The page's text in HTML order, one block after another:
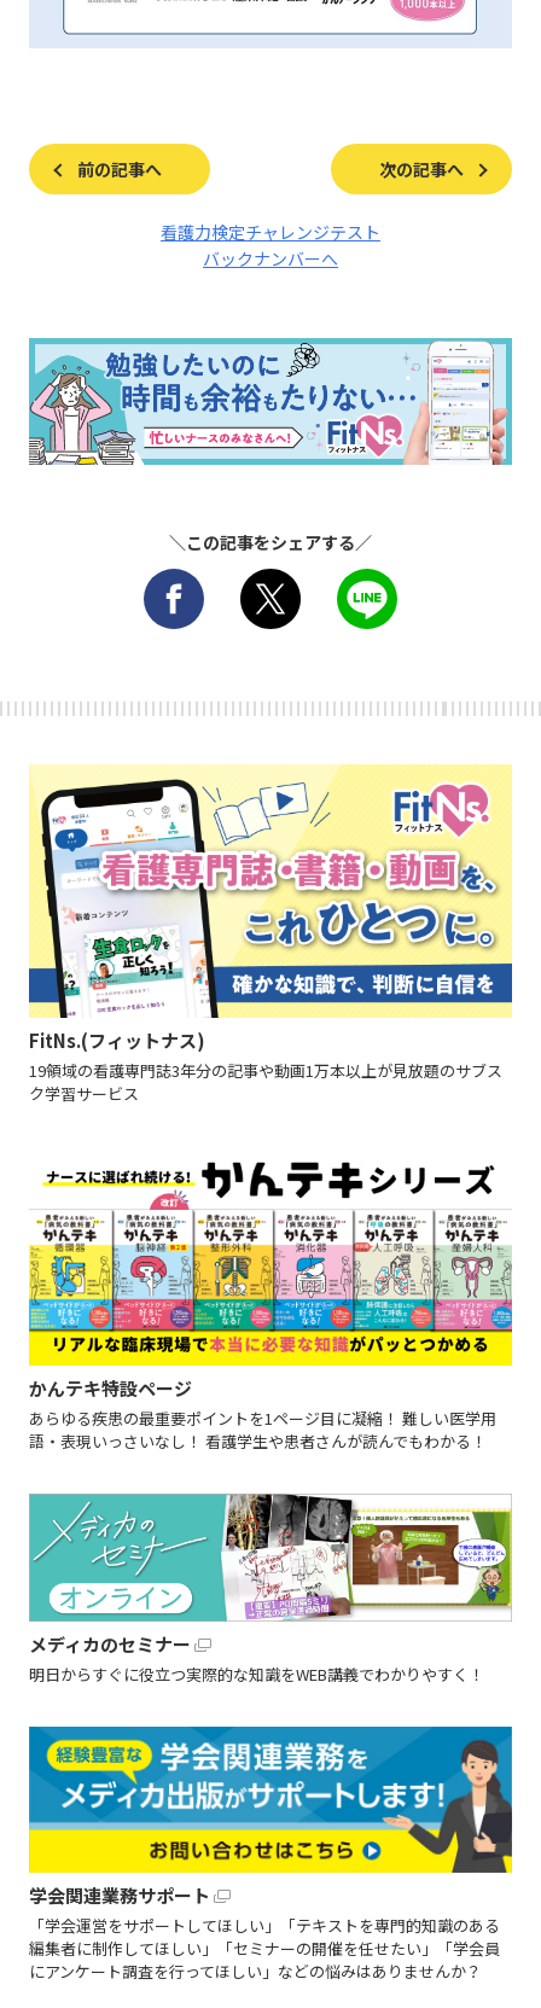
前の記事へ 次の記事へ
看護力検定チャレンジテスト
バックナンバーへ
＼この記事をシェアする／
FitNs.(フィットナス)
19領域の看護専門誌3年分の記事や動画1万本以上が見放題のサブス
ク学習サービス
かんテキ特設ページ
あらゆる疾患の最重要ポイントを1ページ目に凝縮！ 難しい医学用
語・表現いっさいなし！ 看護学生や患者さんが読んでもわかる！
メディカのセミナー
明日からすぐに役立つ実際的な知識をWEB講義でわかりやすく！
学会関連業務サポート
「学会運営をサポートしてほしい」「テキストを専門的知識のある
編集者に制作してほしい」「セミナーの開催を任せたい」「学会員
にアンケート調査を行ってほしい」などの悩みはありませんか？